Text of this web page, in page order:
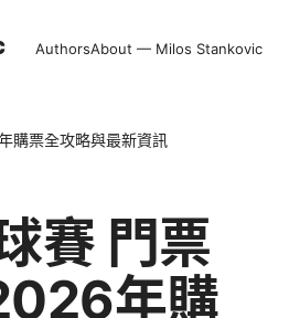
AuthorsAbout — Milos Stankovic
購票全攻略與最新資訊
賽 門票
年購